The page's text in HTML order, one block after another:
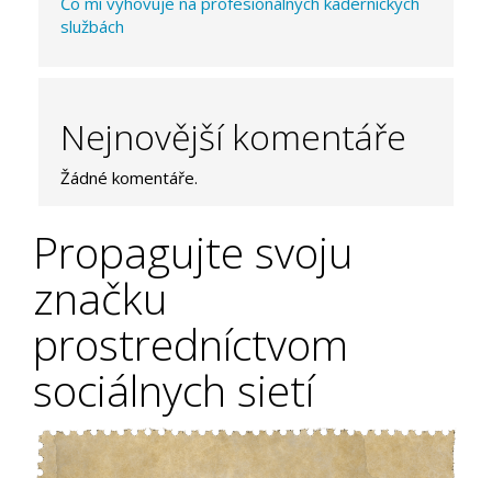
službách
Nejnovější komentáře
Žádné komentáře.
Propagujte svoju
značku
prostredníctvom
sociálnych sietí